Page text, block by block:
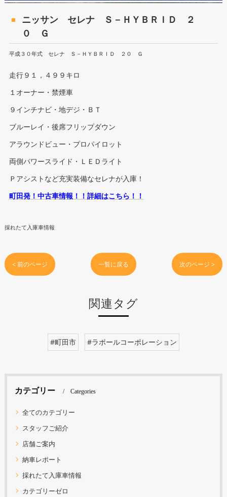
ニッサン セレナ Ｓ－ＨＹＢＲＩＤ ２
０ Ｇ
平成３０年式 セレナ Ｓ－ＨＹＢＲＩＤ ２０ Ｇ
走行９１，４９９キロ
１オーナー・禁煙車
９インチナビ・地デジ・ＢＴ
ブルーレイ・後席フリップダウン
アラウンドビュー・プロパイロット
両側パワースライド・ＬＥＤライト
Ｐアシストなど充実装備なセレナが入庫！
町田発！中古車情報！！詳細はこちら！！
採れたて入庫車情報
< 前のページ 一覧に戻る 次のページ >
関連タグ
#町田市 #ラポールコーポレーション
カテゴリー Categories
全てのカテゴリー
スタッフご紹介
店舗ご案内
納車レポート
採れたて入庫車情報
カテゴリーゼロ